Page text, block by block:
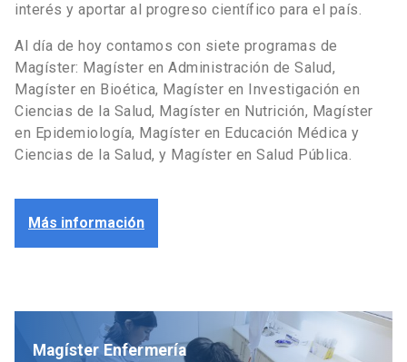
interés y aportar al progreso científico para el país.
Al día de hoy contamos con siete programas de
Magíster: Magíster en Administración de Salud,
Magíster en Bioética, Magíster en Investigación en
Ciencias de la Salud, Magíster en Nutrición, Magíster
en Epidemiología, Magíster en Educación Médica y
Ciencias de la Salud, y Magíster en Salud Pública.
Más información
Magíster Enfermería